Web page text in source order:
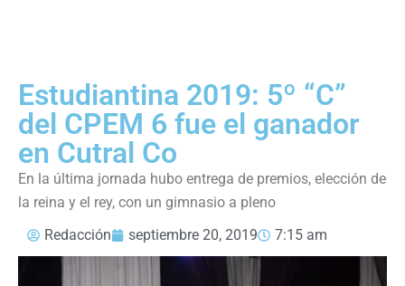
Estudiantina 2019: 5º “C”
del CPEM 6 fue el ganador
en Cutral Co
En la última jornada hubo entrega de premios, elección de
la reina y el rey, con un gimnasio a pleno
Redacción
septiembre 20, 2019 7:15 am